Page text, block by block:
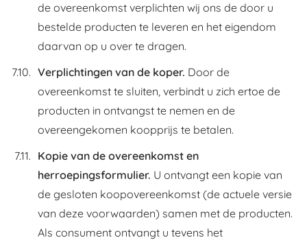
de overeenkomst verplichten wij ons de door u
bestelde producten te leveren en het eigendom
daarvan op u over te dragen.
Verplichtingen van de koper. Door de
overeenkomst te sluiten, verbindt u zich ertoe de
producten in ontvangst te nemen en de
overeengekomen koopprijs te betalen.
Kopie van de overeenkomst en
herroepingsformulier. U ontvangt een kopie van
de gesloten koopovereenkomst (de actuele versie
van deze voorwaarden) samen met de producten.
Als consument ontvangt u tevens het